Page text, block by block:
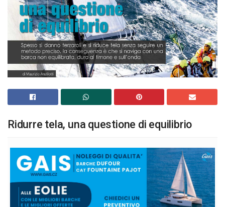
Ridurre tela, una questione di equilibrio